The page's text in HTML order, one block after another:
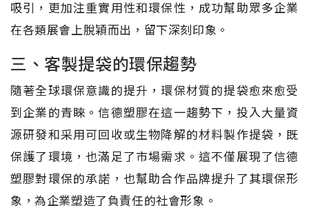
吸引，更加注重實用性和環保性，成功幫助眾多企業
在各類展會上脫穎而出，留下深刻印象。
三、客製提袋的環保趨勢
隨著全球環保意識的提升，環保材質的提袋愈來愈受
到企業的青睞。信德塑膠在這一趨勢下，投入大量資
源研發和采用可回收或生物降解的材料製作提袋，既
保護了環境，也滿足了市場需求。這不僅展現了信德
塑膠對環保的承諾，也幫助合作品牌提升了其環保形
象，為企業塑造了負責任的社會形象。